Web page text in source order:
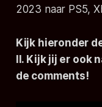
2023 naar PS5,
Kijk hieronder
II. Kijk jij er ook
de comments!